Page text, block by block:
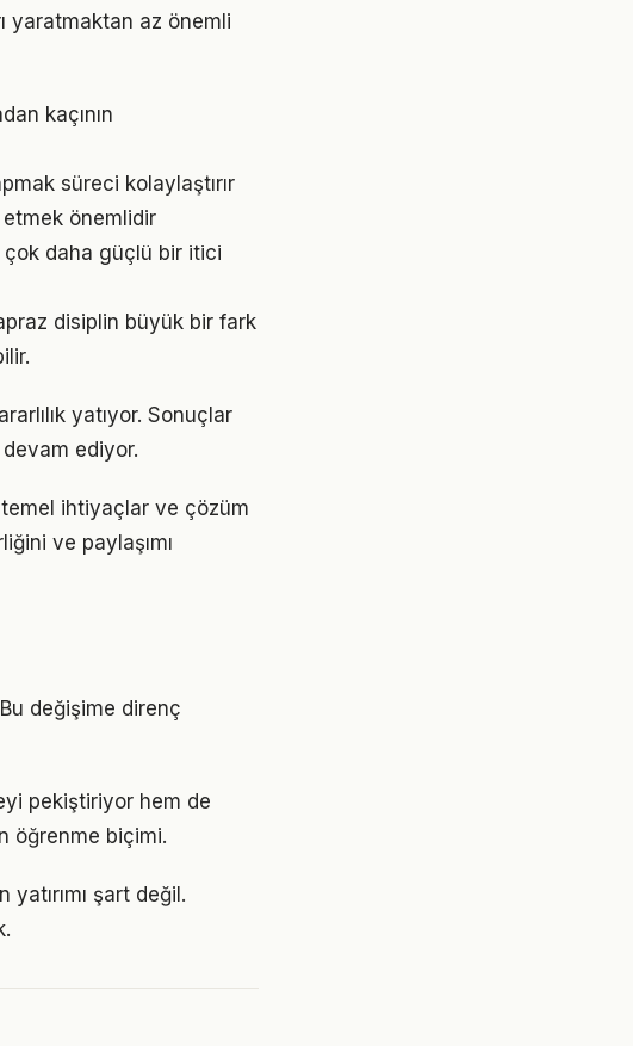
yaratmaktan az önemli
kaçının
süreci kolaylaştırır
etmek önemlidir
çok daha güçlü bir itici
disiplin büyük bir fark
yatıyor. Sonuçlar
ediyor.
temel ihtiyaçlar ve çözüm
ve paylaşımı
değişime direnç
pekiştiriyor hem de
öğrenme biçimi.
şart değil.